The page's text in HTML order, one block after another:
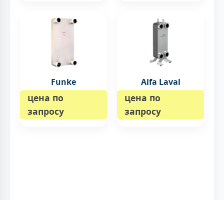
Funke
цена по
запросу
Alfa Laval
цена по
запросу